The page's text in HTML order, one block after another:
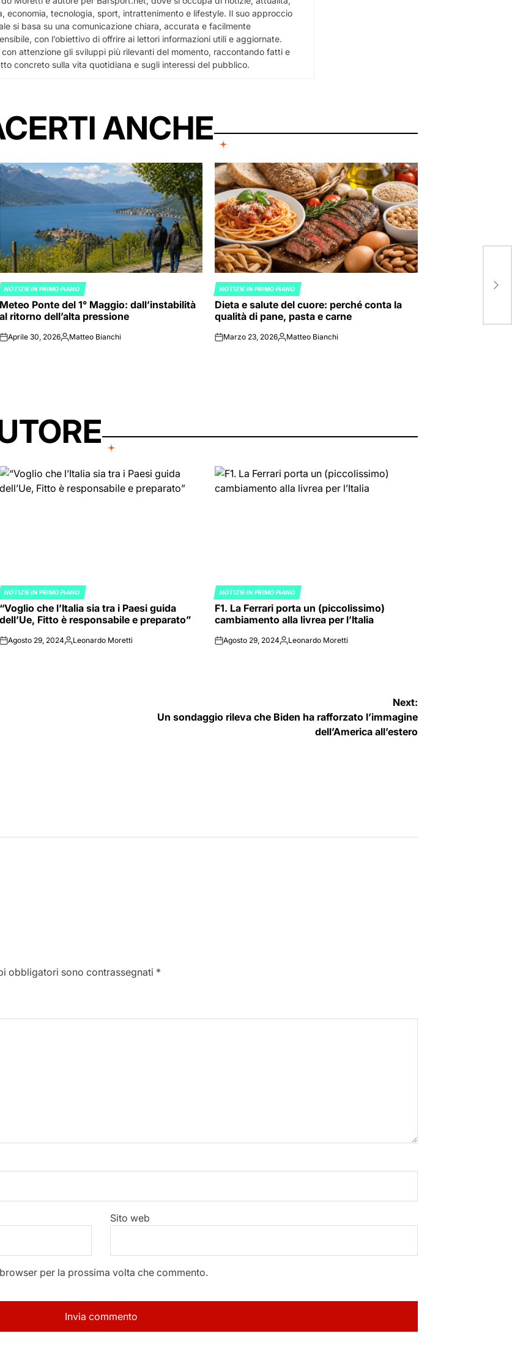
economia, tecnologia, sport, intrattenimento e lifestyle. Il suo approccio
si basa su una comunicazione chiara, accurata e facilmente
con l’obiettivo di offrire ai lettori informazioni utili e aggiornate.
con attenzione gli sviluppi più rilevanti del momento, raccontando fatti e
concreto sulla vita quotidiana e sugli interessi del pubblico.
ANCHE
IN
NOTIZIE IN PRIMO PIANO
Meteo Ponte del 1° Maggio: dall’instabilità
al ritorno dell’alta pressione
onAprile 30, 2026Posted
Matteo Bianchi
POSTED
IN
NOTIZIE IN PRIMO PIANO
Dieta e salute del cuore: perché conta la
qualità di pane, pasta e carne
onMarzo 23, 2026Posted
Matteo Bianchi
IN
NOTIZIE IN PRIMO PIANO
“Voglio che l’Italia sia tra i Paesi guida
dell’Ue, Fitto è responsabile e preparato”
onAgosto 29, 2024Posted
Leonardo Moretti
POSTED
IN
NOTIZIE IN PRIMO PIANO
F1. La Ferrari porta un (piccolissimo)
cambiamento alla livrea per l’Italia
onAgosto 29, 2024Posted
Leonardo Moretti
Next:
Un sondaggio rileva che Biden ha rafforzato l’immagine
dell’America all’estero
obbligatori sono contrassegnati *
Sito web
per la prossima volta che commento.